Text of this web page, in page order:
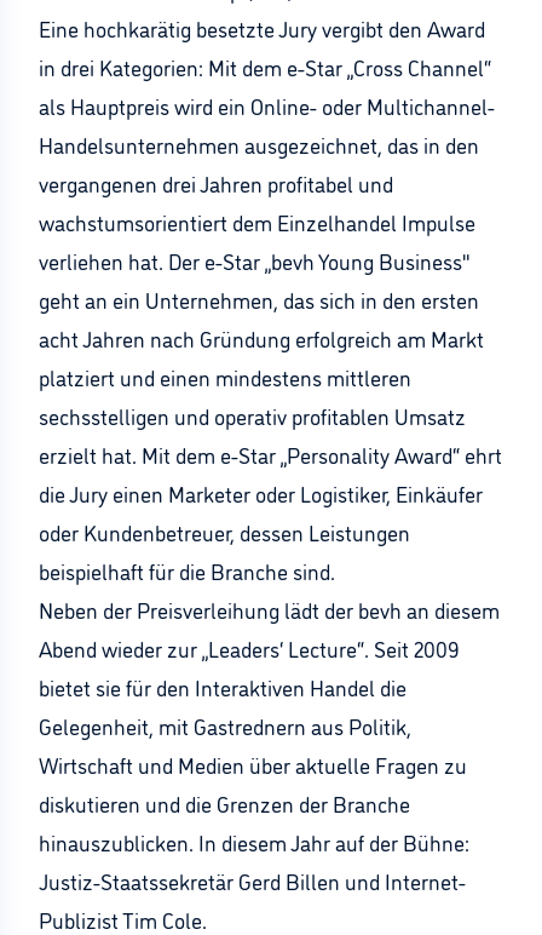
Eine hochkarätig besetzte Jury vergibt den Award
in drei Kategorien: Mit dem e-Star „Cross Channel“
als Hauptpreis wird ein Online- oder Multichannel-
Handelsunternehmen ausgezeichnet, das in den
vergangenen drei Jahren profitabel und
wachstumsorientiert dem Einzelhandel Impulse
verliehen hat. Der e-Star „bevh Young Business"
geht an ein Unternehmen, das sich in den ersten
acht Jahren nach Gründung erfolgreich am Markt
platziert und einen mindestens mittleren
sechsstelligen und operativ profitablen Umsatz
erzielt hat. Mit dem e-Star „Personality Award“ ehrt
die Jury einen Marketer oder Logistiker, Einkäufer
oder Kundenbetreuer, dessen Leistungen
beispielhaft für die Branche sind.
Neben der Preisverleihung lädt der bevh an diesem
Abend wieder zur „Leaders‘ Lecture“. Seit 2009
bietet sie für den Interaktiven Handel die
Gelegenheit, mit Gastrednern aus Politik,
Wirtschaft und Medien über aktuelle Fragen zu
diskutieren und die Grenzen der Branche
hinauszublicken. In diesem Jahr auf der Bühne:
Justiz-Staatssekretär Gerd Billen und Internet-
Publizist Tim Cole.